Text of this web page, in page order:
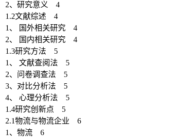
2、研究意义 4
1.2文献综述 4
1、 国外相关研究 4
2、 国内相关研究 4
1.3研究方法 5
1、 文献查阅法 5
2、问卷调查法 5
3、对比分析法 5
4、 心理分析法 5
1.4研究创新点 5
2.1物流与物流企业 6
1、物流 6